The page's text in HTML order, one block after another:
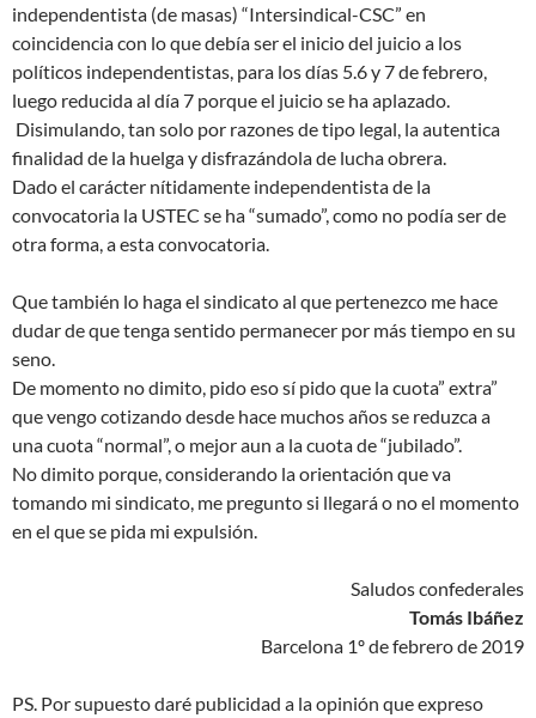
independentista (de masas) “Intersindical-CSC” en
coincidencia con lo que debía ser el inicio del juicio a los
políticos independentistas, para los días 5.6 y 7 de febrero,
luego reducida al día 7 porque el juicio se ha aplazado.
Disimulando, tan solo por razones de tipo legal, la autentica
finalidad de la huelga y disfrazándola de lucha obrera.
Dado el carácter nítidamente independentista de la
convocatoria la USTEC se ha “sumado”, como no podía ser de
otra forma, a esta convocatoria.
Que también lo haga el sindicato al que pertenezco me hace
dudar de que tenga sentido permanecer por más tiempo en su
seno.
De momento no dimito, pido eso sí pido que la cuota” extra”
que vengo cotizando desde hace muchos años se reduzca a
una cuota “normal”, o mejor aun a la cuota de “jubilado”.
No dimito porque, considerando la orientación que va
tomando mi sindicato, me pregunto si llegará o no el momento
en el que se pida mi expulsión.
Saludos confederales
Tomás Ibáñez
Barcelona 1º de febrero de 2019
PS. Por supuesto daré publicidad a la opinión que expreso